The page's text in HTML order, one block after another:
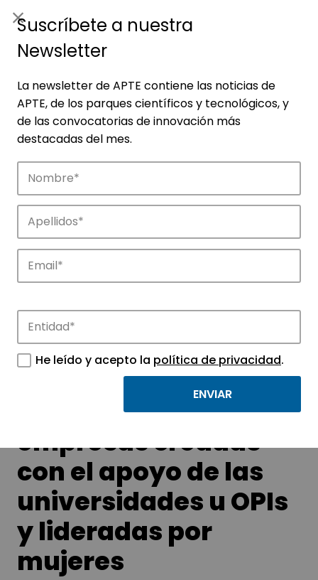
Noticias
APTE y sus parques científicos y
tecnológicos.
Premios a las
empresas creadas
con el apoyo de las
universidades u OPIs
y lideradas por
mujeres
Suscríbete a nuestra
Newsletter
La newsletter de APTE contiene las noticias de
APTE, de los parques científicos y tecnológicos, y
de las convocatorias de innovación más
destacadas del mes.
He leído y acepto la política de privacidad.